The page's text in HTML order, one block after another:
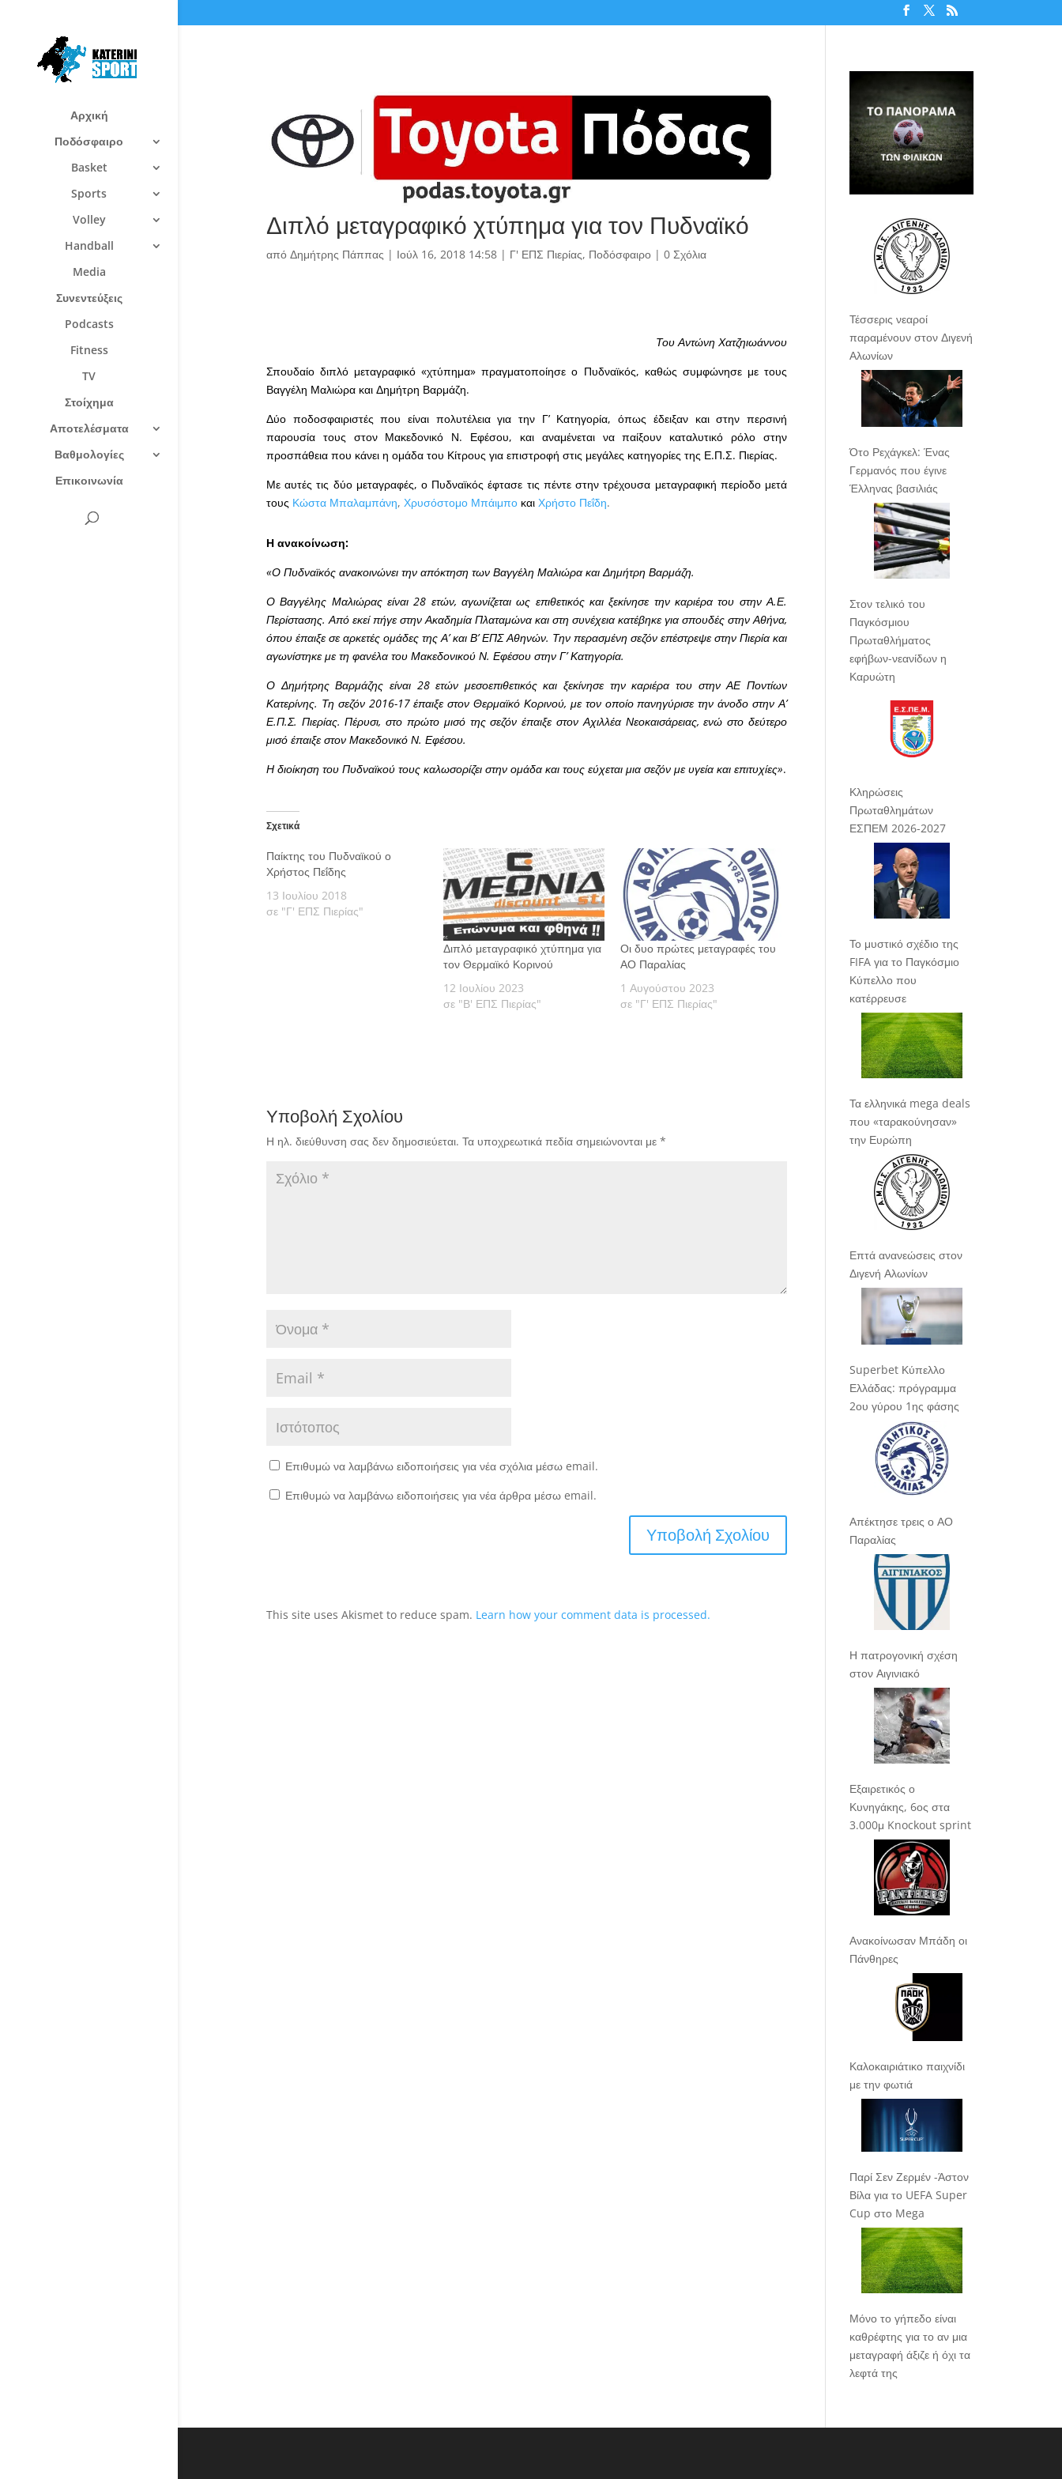
Αρχική
Ποδόσφαιρο
Basket
Sports
Volley
Handball
Media
Συνεντεύξεις
Podcasts
Fitness
TV
Στοίχημα
Αποτελέσματα
Βαθμολογίες
Επικοινωνία
Διπλό μεταγραφικό χτύπημα για τον Πυδναϊκό
από Δημήτρης Πάππας | Ιούλ 16, 2018 14:58| Γ' ΕΠΣ Πιερίας, Ποδόσφαιρο| 0 Σχόλια
Του Αντώνη Χατζηιωάννου
Σπουδαίο διπλό μεταγραφικό «χτύπημα» πραγματοποίησε ο Πυδναϊκός, καθώς συμφώνησε με τους
Βαγγέλη Μαλιώρα και Δημήτρη Βαρμάζη.
Δύο ποδοσφαιριστές που είναι πολυτέλεια για την Γ’ Κατηγορία, όπως έδειξαν και στην περσινή
παρουσία τους στον Μακεδονικό Ν. Εφέσου, και αναμένεται να παίξουν καταλυτικό ρόλο στην
προσπάθεια που κάνει η ομάδα του Κίτρους για επιστροφή στις μεγάλες κατηγορίες της Ε.Π.Σ. Πιερίας.
Με αυτές τις δύο μεταγραφές, ο Πυδναϊκός έφτασε τις πέντε στην τρέχουσα μεταγραφική περίοδο μετά
τους Κώστα Μπαλαμπάνη, Χρυσόστομο Μπάιμπο και Χρήστο Πεΐδη.
Η ανακοίνωση:
«Ο Πυδναϊκός ανακοινώνει την απόκτηση των Βαγγέλη Μαλιώρα και Δημήτρη Βαρμάζη.
Ο Βαγγέλης Μαλιώρας είναι 28 ετών, αγωνίζεται ως επιθετικός και ξεκίνησε την καριέρα του στην Α.Ε.
Περίστασης. Από εκεί πήγε στην Ακαδημία Πλαταμώνα και στη συνέχεια κατέβηκε για σπουδές στην Αθήνα,
όπου έπαιξε σε αρκετές ομάδες της Α’ και Β’ ΕΠΣ Αθηνών. Την περασμένη σεζόν επέστρεψε στην Πιερία και
αγωνίστηκε με τη φανέλα του Μακεδονικού Ν. Εφέσου στην Γ’ Κατηγορία.
Ο Δημήτρης Βαρμάζης είναι 28 ετών μεσοεπιθετικός και ξεκίνησε την καριέρα του στην ΑΕ Ποντίων
Κατερίνης. Τη σεζόν 2016-17 έπαιξε στον Θερμαϊκό Κορινού, με τον οποίο πανηγύρισε την άνοδο στην Α’
Ε.Π.Σ. Πιερίας. Πέρυσι, στο πρώτο μισό της σεζόν έπαιξε στον Αχιλλέα Νεοκαισάρειας, ενώ στο δεύτερο
μισό έπαιξε στον Μακεδονικό Ν. Εφέσου.
Η διοίκηση του Πυδναϊκού τους καλωσορίζει στην ομάδα και τους εύχεται μια σεζόν με υγεία και επιτυχίες».
Σχετικά
Παίκτης του Πυδναϊκού ο
Χρήστος Πεΐδης
13 Ιουλίου 2018
σε "Γ' ΕΠΣ Πιερίας"
Διπλό μεταγραφικό χτύπημα για
τον Θερμαϊκό Κορινού
12 Ιουλίου 2023
σε "Β' ΕΠΣ Πιερίας"
Οι δυο πρώτες μεταγραφές του
ΑΟ Παραλίας
1 Αυγούστου 2023
σε "Γ' ΕΠΣ Πιερίας"
Υποβολή Σχολίου
Η ηλ. διεύθυνση σας δεν δημοσιεύεται. Τα υποχρεωτικά πεδία σημειώνονται με *
Επιθυμώ να λαμβάνω ειδοποιήσεις για νέα σχόλια μέσω email.
Επιθυμώ να λαμβάνω ειδοποιήσεις για νέα άρθρα μέσω email.
This site uses Akismet to reduce spam. Learn how your comment data is processed.
Τέσσερις νεαροί
παραμένουν στον Διγενή
Αλωνίων
Ότο Ρεχάγκελ: Ένας
Γερμανός που έγινε
Έλληνας βασιλιάς
Στον τελικό του
Παγκόσμιου
Πρωταθλήματος
εφήβων-νεανίδων η
Καρυώτη
Κληρώσεις
Πρωταθλημάτων
ΕΣΠΕΜ 2026-2027
Το μυστικό σχέδιο της
FIFA για το Παγκόσμιο
Κύπελλο που
κατέρρευσε
Τα ελληνικά mega deals
που «ταρακούνησαν»
την Ευρώπη
Επτά ανανεώσεις στον
Διγενή Αλωνίων
Superbet Κύπελλο
Ελλάδας: πρόγραμμα
2ου γύρου 1ης φάσης
Απέκτησε τρεις ο ΑΟ
Παραλίας
Η πατρογονική σχέση
στον Αιγινιακό
Εξαιρετικός ο
Κυνηγάκης, 6ος στα
3.000μ Knockout sprint
Ανακοίνωσαν Μπάδη οι
Πάνθηρες
Καλοκαιριάτικο παιχνίδι
με την φωτιά
Παρί Σεν Ζερμέν -Άστον
Βίλα για το UEFA Super
Cup στο Mega
Μόνο το γήπεδο είναι
καθρέφτης για το αν μια
μεταγραφή άξιζε ή όχι τα
λεφτά της